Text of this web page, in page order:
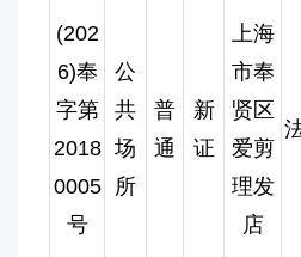
(202
6)奉
字第
2018
0005
号
公
共
场
所
普
通
新
证
上海
市奉
贤区
爱剪
理发
店